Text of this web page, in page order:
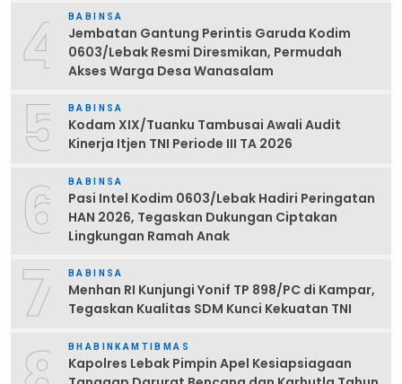
4 BABINSA
Jembatan Gantung Perintis Garuda Kodim
0603/Lebak Resmi Diresmikan, Permudah
Akses Warga Desa Wanasalam
5 BABINSA
Kodam XIX/Tuanku Tambusai Awali Audit
Kinerja Itjen TNI Periode III TA 2026
6 BABINSA
Pasi Intel Kodim 0603/Lebak Hadiri Peringatan
HAN 2026, Tegaskan Dukungan Ciptakan
Lingkungan Ramah Anak
7 BABINSA
Menhan RI Kunjungi Yonif TP 898/PC di Kampar,
Tegaskan Kualitas SDM Kunci Kekuatan TNI
BHABINKAMTIBMAS
Kapolres Lebak Pimpin Apel Kesiapsiagaan